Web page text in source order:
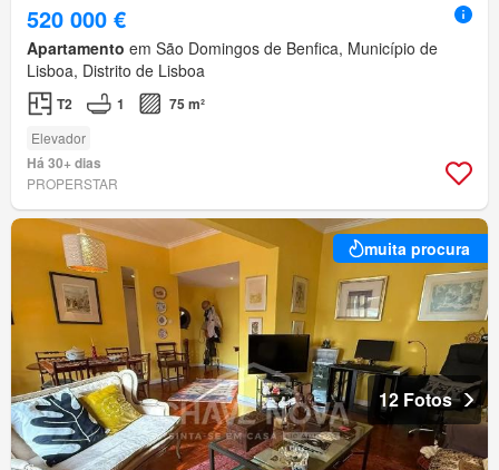
520 000 €
Apartamento em São Domingos de Benfica, Município de
Lisboa, Distrito de Lisboa
T2 1 75 m²
Elevador
Há 30+ dias
PROPERSTAR
muita procura
12 Fotos